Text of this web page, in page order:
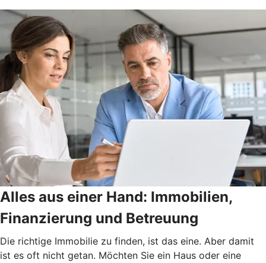
Alles aus einer Hand: Immobilien,
Finanzierung und Betreuung
Die richtige Immobilie zu finden, ist das eine. Aber damit
ist es oft nicht getan. Möchten Sie ein Haus oder eine